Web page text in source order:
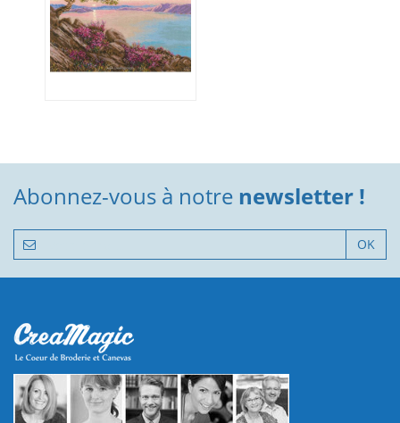
Abonnez-vous à notre newsletter !
OK